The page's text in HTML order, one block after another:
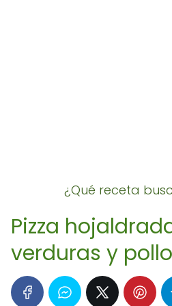
¿Qué receta
Pizza
verduras y pollo